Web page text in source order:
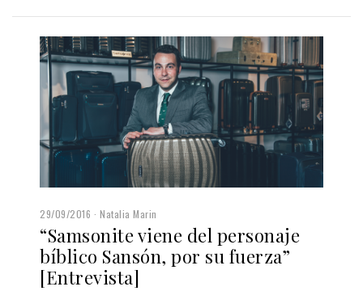
29/09/2016 Natalia Marin
“Samsonite viene del personaje
bíblico Sansón, por su fuerza”
[Entrevista]